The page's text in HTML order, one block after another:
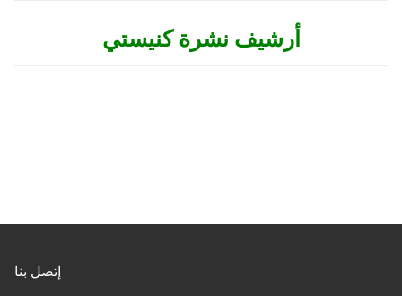
أرشيف نشرة كنيستي
إتصل بنا